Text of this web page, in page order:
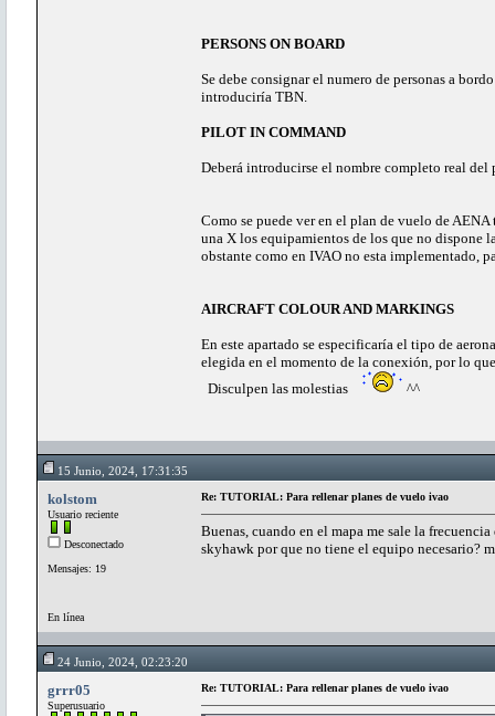
PERSONS ON BOARD
Se debe consignar el numero de personas a
introduciría TBN.
PILOT IN COMMAND
Deberá introducirse el nombre completo real del
Como se puede ver en el plan de vuelo de
una X los equipamientos de los que no dispone
obstante como en IVAO no esta implementado,
AIRCRAFT COLOUR AND MARKINGS
En este apartado se especificaría el tipo de
elegida en el momento de la conexión, por lo
Disculpen las molestias
^^
15 Junio, 2024, 17:31:35
kolstom
Usuario reciente
Desconectado
Mensajes: 19
En línea
Re: TUTORIAL: Para rellenar planes de vuelo ivao
Buenas, cuando en el mapa me sale la
skyhawk por que no tiene el equipo necesario?
24 Junio, 2024, 02:23:20
grrr05
Superusuario
Re: TUTORIAL: Para rellenar planes de vuelo ivao